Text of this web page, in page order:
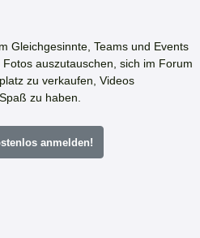
Gleichgesinnte, Teams und Events
auszutauschen, sich im Forum
zu verkaufen, Videos
zu haben.
anmelden!